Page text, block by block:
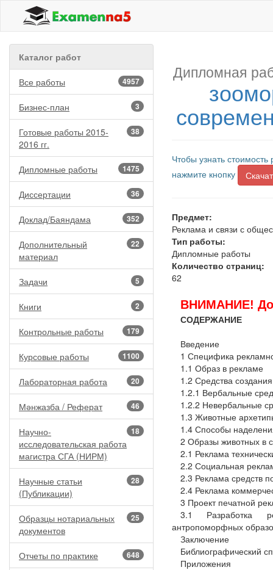
Каталог работ
4957
Все работы
3
Бизнес-план
38
Готовые работы 2015-
2016 гг.
1475
Дипломные работы
36
Диссертации
352
Доклад/Баяндама
22
Дополнительный
материал
5
Задачи
2
Книги
179
Контрольные работы
1100
Курсовые работы
20
Лабораторная работа
46
Мәнжазба / Реферат
18
Научно-
исследовательская работа
магистра СГА (НИРМ)
28
Научные статьи
(Публикации)
25
Образцы нотариальных
документов
648
Отчеты по практике
Дипломная
Чтобы узнать
нажмите кнопку
Предмет:
Реклама и связи с
Тип работы:
Дипломные работы
Количество страниц:
62
ВНИМАНИЕ!
СОДЕРЖАНИЕ
Введение
1 Специфика
1.1 Образ в рекламе
1.2 Средства
1.2.1 Вербальные
1.2.2 Невербальные
1.3 Животные
1.4 Способы
2 Образы животных в
2.1 Реклама
2.2 Социальная
2.3 Реклама средств
2.4 Реклама
3 Проект печатной
3.1 Разработка
антропоморфных
Заключение
Библиографический
Приложения